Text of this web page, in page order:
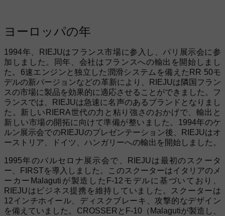
ヨーロッパの年
1994年、RIEJUはフランス市場に参入し、パリ展示会に参
加しました。同年、会社はフランスへの輸出を開始しまし
た。6速エンジンと独立した潤滑システムを備えたRR 50モ
デルの新バージョンなどの革新により、RIEJUは隣国フラン
スの市場に製品を効果的に適応させることができました。フ
ランスでは、RIEJUは急速に名声のあるブランドとなりまし
た。新しいRIERA世代の力と粘り強さのおかげで、輸出と
新しい市場の開拓に向けて準備が整いました。1994年のケ
ルン展示会でのRIEJUのプレゼンテーション後、RIEJUはオ
ーストリア、ドイツ、ハンガリーへの輸出を開始しました。
1995年のバルセロナ展示会で、RIEJUは最初のスクータ
ー、FIRSTを導入しました。このスクーターはイタリアのメ
ーカーMalagutiが製造したF-12モデルに基づいており、
RIEJUはビジネス提携を維持していました。スクーターは
12インチホイール、ディスクブレーキ、攻撃的なデザイン
を備えていました。CROSSERとF-10（Malagutiが製造し、